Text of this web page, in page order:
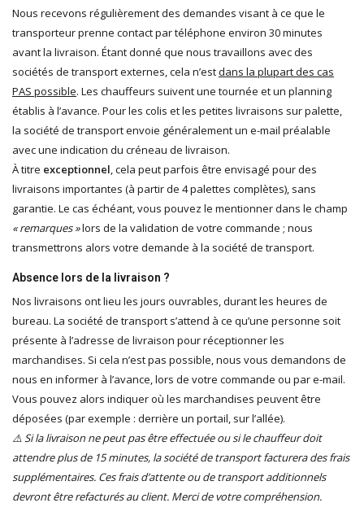
Nous recevons régulièrement des demandes visant à ce que le
transporteur prenne contact par téléphone environ 30 minutes
avant la livraison. Étant donné que nous travaillons avec des
sociétés de transport externes, cela n’estdans la plupart des cas
PAS possible. Les chauffeurs suivent une tournée et un planning
établis à l’avance. Pour les colis et les petites livraisons sur palette,
la société de transport envoie généralement un e-mail préalable
avec une indication du créneau de livraison.
À titre exceptionnel, cela peut parfois être envisagé pour des
livraisons importantes (à partir de 4 palettes complètes), sans
garantie. Le cas échéant, vous pouvez le mentionner dans le champ
« remarques »lors de la validation de votre commande ; nous
transmettrons alors votre demande à la société de transport.
Absence lors de la livraison ?
Nos livraisons ont lieu les jours ouvrables, durant les heures de
bureau. La société de transport s’attend à ce qu’une personne soit
présente à l’adresse de livraison pour réceptionner les
marchandises. Si cela n’est pas possible, nous vous demandons de
nous en informer à l’avance, lors de votre commande ou par e-mail.
Vous pouvez alors indiquer où les marchandises peuvent être
déposées (par exemple : derrière un portail, sur l’allée).
⚠️ Si la livraison ne peut pas être effectuée ou si le chauffeur doit
attendre plus de 15 minutes, la société de transport facturera des frais
supplémentaires. Ces frais d’attente ou de transport additionnels
devront être refacturés au client. Merci de votre compréhension.